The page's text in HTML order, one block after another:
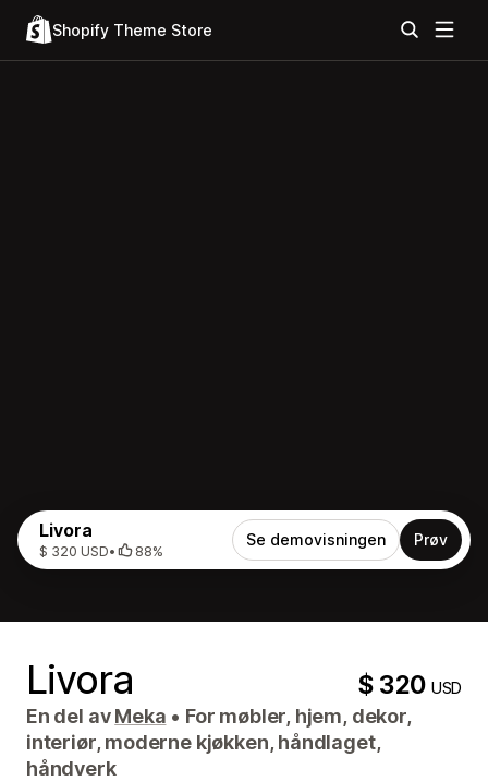
Shopify Theme Store
Livora
$ 320 USD• 88%
Se demovisningen Prøv
Livora $ 320USD
En del avMeka • For møbler, hjem, dekor,
interiør, moderne kjøkken, håndlaget,
håndverk